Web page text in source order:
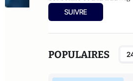
Universitat de Munich,
l'auteur de nombreux
Moyen Age (2008), le
(2015) et Sur la religion
SUIVRE
POPULAIRES